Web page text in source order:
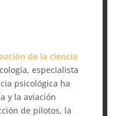
de la ciencia
especialista
psicológica ha
y la aviación
de pilotos, la